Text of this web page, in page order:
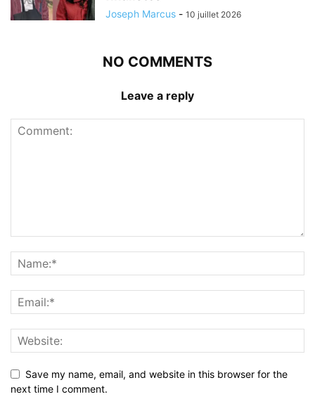
Joseph Marcus - 10 juillet 2026
NO COMMENTS
Leave a reply
Save my name, email, and website in this browser for the
next time I comment.